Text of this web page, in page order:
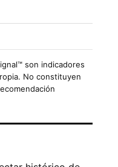
son indicadores
No constituyen